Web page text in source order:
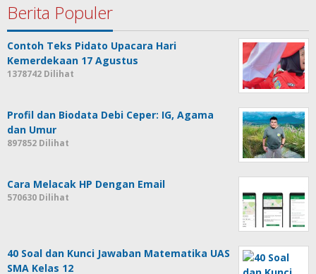
Berita Populer
Contoh Teks Pidato Upacara Hari
Kemerdekaan 17 Agustus
1378742 Dilihat
Profil dan Biodata Debi Ceper: IG, Agama
dan Umur
897852 Dilihat
Cara Melacak HP Dengan Email
570630 Dilihat
40 Soal dan Kunci Jawaban Matematika UAS
SMA Kelas 12